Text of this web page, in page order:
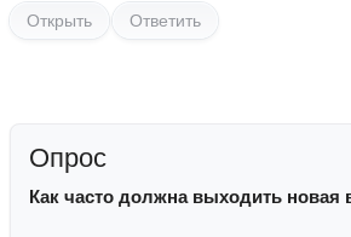
Открыть Ответить
Опрос
Как часто должна выходить новая